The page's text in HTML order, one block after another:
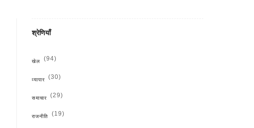
श्रेणियाँ
खेल (94)
व्यापार (30)
समाचार (29)
राजनीति (19)